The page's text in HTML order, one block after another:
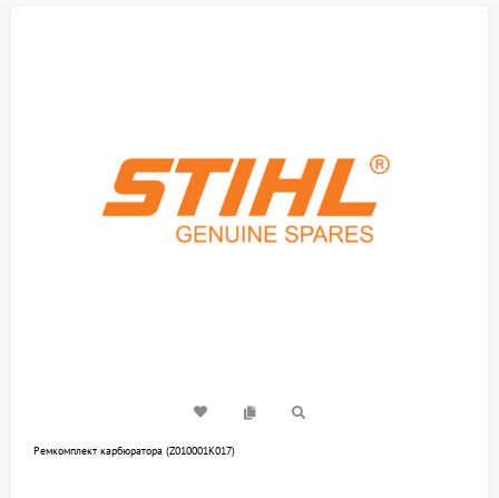
Ремкомплект карбюратора (Z010001K017)